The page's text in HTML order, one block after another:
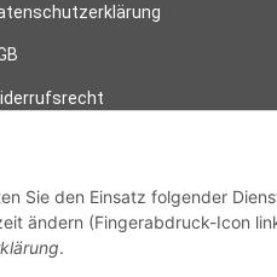
Vertrag widerrufen
Sie den Einsatz folgender
ändern (Fingerabdruck-Icon
.